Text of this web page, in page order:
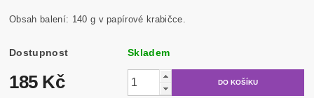
Obsah balení: 140 g v papírové krabičce.
Dostupnost Skladem
185 Kč